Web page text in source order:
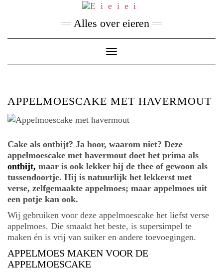
Alles over eieren
Toggle
Navigation
APPELMOESCAKE MET HAVERMOUT
Cake als ontbijt? Ja hoor, waarom niet? Deze
appelmoescake met havermout doet het prima als
ontbijt, maar is ook lekker bij de thee of gewoon als
tussendoortje. Hij is natuurlijk het lekkerst met
verse, zelfgemaakte appelmoes; maar appelmoes uit
een potje kan ook.
Wij gebruiken voor deze appelmoescake het liefst verse
appelmoes. Die smaakt het beste, is supersimpel te
maken én is vrij van suiker en andere toevoegingen.
APPELMOES MAKEN VOOR DE
APPELMOESCAKE